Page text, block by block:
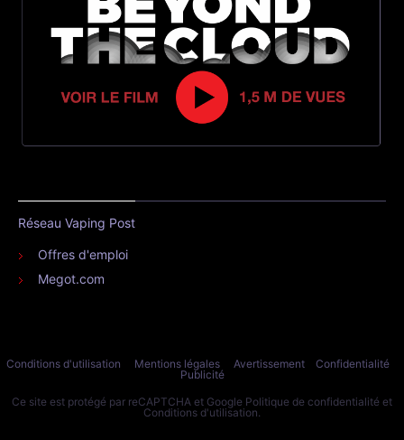
Réseau Vaping Post
Offres d'emploi
Megot.com
Conditions d'utilisation Mentions légales Avertissement
Confidentialité
Publicité
Ce site est protégé par reCAPTCHA et Google Politique de confidentialité et
Conditions d'utilisation.